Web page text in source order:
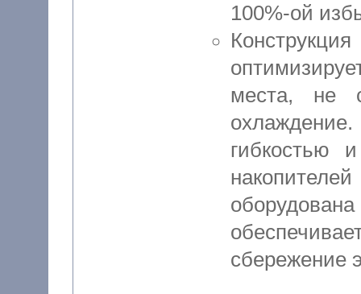
100%-ой
места, не
гибкостью
сбережение